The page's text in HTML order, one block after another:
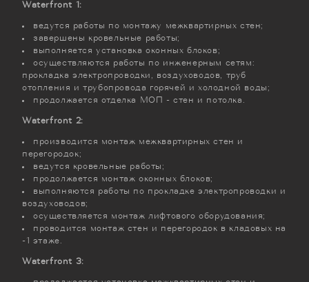
Waterfront 1:
ведутся работы по монтажу межквартирных стен;
завершены кровельные работы;
выполняется установка оконных блоков;
осуществляются работы по инженерным сетям:
прокладка электропроводки, воздуховодов, труб
отопления и трубопровода горячей и холодной воды;
продолжается отделка МОП - стен и потолка.
Waterfront 2:
производится монтаж межквартирных стен и
перегородок;
ведутся кровельные работы;
продолжается монтаж оконных блоков;
выполняются работы по прокладке электропроводки и
воздуховодов;
осуществляется монтаж лифтового оборудования;
проводится монтаж стен и перегородок в кладовых на
-1 этаже.
Waterfront 3: